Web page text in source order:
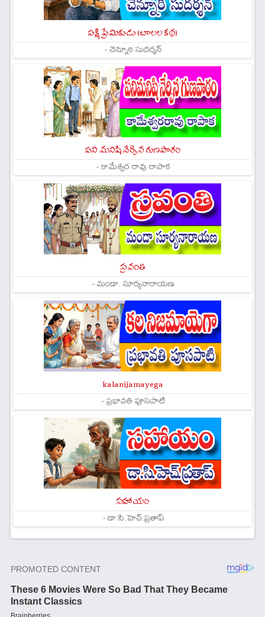
పక్షి ప్రేమికుడు (బాలల కథ)
- చెన్నూరి సుదర్శన్
పని మనిషి నేర్పిన గుణపాఠం
- కామేశ్వర రావు రాపాక
స్రవంతి
- మండా. సూర్యనారాయణ
kalanijamayega
- ప్రభావతి పూసపాటి
సహాయం
- డా:సి.హెచ్.ప్రతాప్